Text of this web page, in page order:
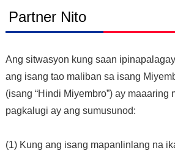
Partner Nito
Ang sitwasyon kung saan
ang isang tao maliban sa isang
(isang “Hindi Miyembro”) ay maaaring
pagkalugi ay ang sumusunod:
(1) Kung ang isang mapanlinlang na